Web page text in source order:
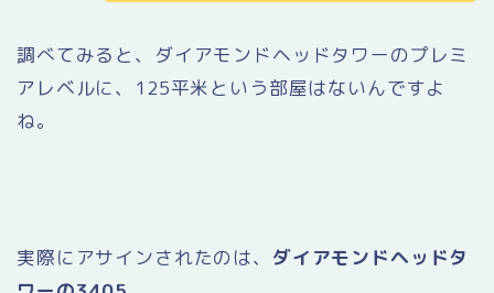
調べてみると、ダイアモンドヘッドタワーのプレミ
アレベルに、125平米という部屋はないんですよ
ね。
実際にアサインされたのは、 ダイアモンドヘッドタ